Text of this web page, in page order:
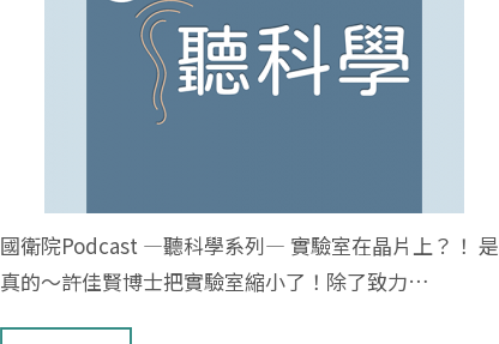
國衛院Podcast —聽科學系列— 實驗室在晶片上？！ 是
真的～許佳賢博士把實驗室縮小了！除了致力…